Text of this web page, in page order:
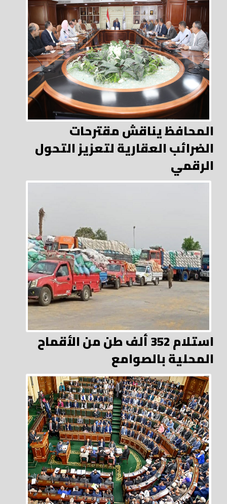
المحافظ يناقش مقترحات
الضرائب العقارية لتعزيز التحول
الرقمي
استلام 352 ألف طن من الأقماح
المحلية بالصوامع